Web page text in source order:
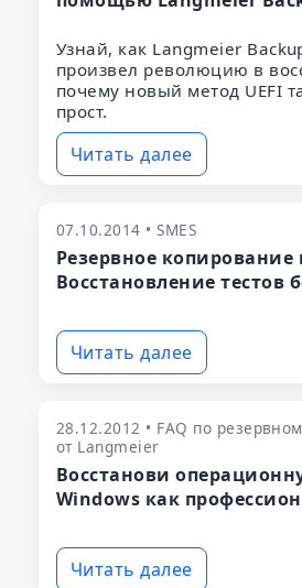
Узнай, как Langmeier
произвел революцию в
почему новый метод UEFI
прост.
Читать далее
07.10.2014 • SMES
Резервное
Восстановление тестов
Читать далее
28.12.2012 • FAQ по
от Langmeier
Восстанови
Windows как
Читать далее